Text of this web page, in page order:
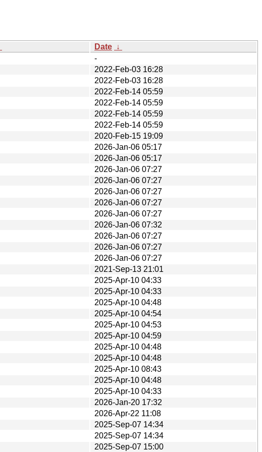
Date ↓
-
2022-Feb-03 16:28
2022-Feb-03 16:28
2022-Feb-14 05:59
2022-Feb-14 05:59
2022-Feb-14 05:59
2022-Feb-14 05:59
2020-Feb-15 19:09
2026-Jan-06 05:17
2026-Jan-06 05:17
2026-Jan-06 07:27
2026-Jan-06 07:27
2026-Jan-06 07:27
2026-Jan-06 07:27
2026-Jan-06 07:27
2026-Jan-06 07:32
2026-Jan-06 07:27
2026-Jan-06 07:27
2026-Jan-06 07:27
2021-Sep-13 21:01
2025-Apr-10 04:33
2025-Apr-10 04:33
2025-Apr-10 04:48
2025-Apr-10 04:54
2025-Apr-10 04:53
2025-Apr-10 04:59
2025-Apr-10 04:48
2025-Apr-10 04:48
2025-Apr-10 08:43
2025-Apr-10 04:48
2025-Apr-10 04:33
2026-Jan-20 17:32
2026-Apr-22 11:08
2025-Sep-07 14:34
2025-Sep-07 14:34
2025-Sep-07 15:00